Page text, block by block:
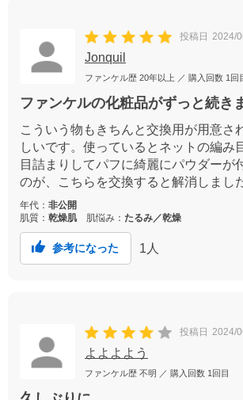
投稿日 2024/
Jonquil
ファンケル歴 20年以上 ／ 購入回数 1回
ファンケルの化粧品がずっと続き
こういう物もきちんと交換用が用意さ
しいです。使っているとネットの編み
目詰まりしてパフに綺麗にパウダーが
のが、こちらを交換すると解消しまし
年代： 非公開
肌質： 乾燥肌 肌悩み： たるみ／乾燥
参考になった 1 人
投稿日 2024/
よよよよう
ファンケル歴 不明 ／ 購入回数 1回目